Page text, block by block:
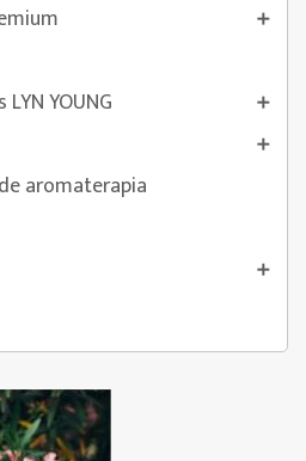

YOUNG


aromaterapia
